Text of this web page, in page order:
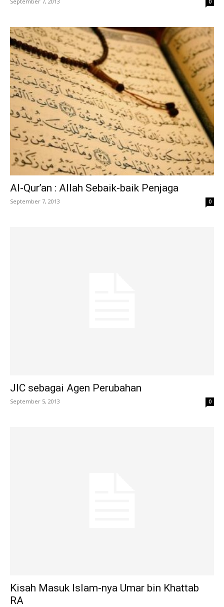
0
Al-Qur’an : Allah Sebaik-baik Penjaga
September 7, 2013 0
JIC sebagai Agen Perubahan
September 5, 2013 0
Kisah Masuk Islam-nya Umar bin Khattab
RA